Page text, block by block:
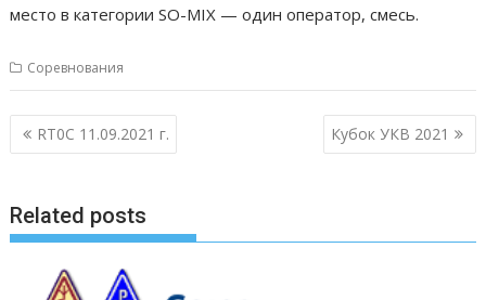
место в категории SO-MIX — один оператор, смесь.
Соревнования
Навигация
по
RT0C 11.09.2021 г. Кубок УКВ 2021
Related posts